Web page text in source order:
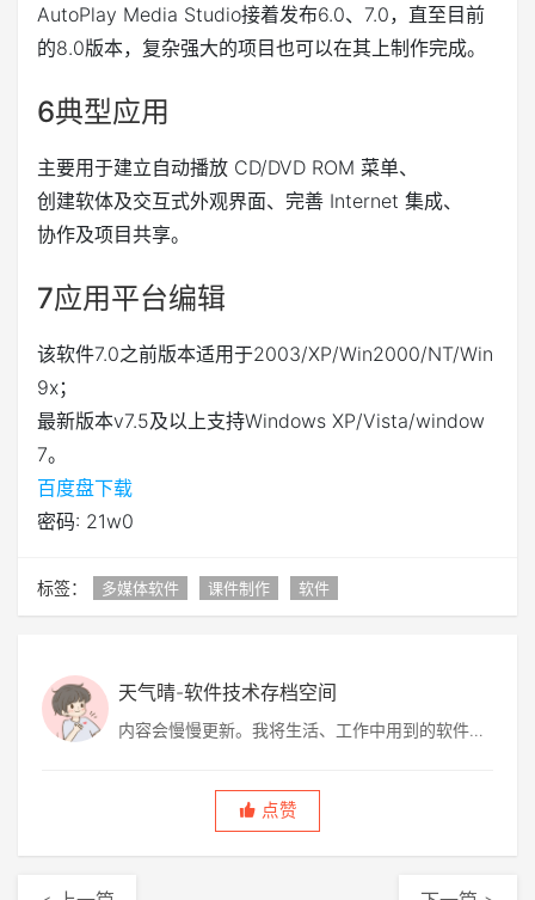
AutoPlay Media Studio接着发布6.0、7.0，直至目前
的8.0版本，复杂强大的项目也可以在其上制作完成。
6典型应用
主要用于建立自动播放 CD/DVD ROM 菜单、
创建软体及交互式外观界面、完善 Internet 集成、
协作及项目共享。
7应用平台编辑
该软件7.0之前版本适用于2003/XP/Win2000/NT/Win
9x；
最新版本v7.5及以上支持Windows XP/Vista/window
7。
百度盘下载
密码: 21w0
标签： 多媒体软件 课件制作 软件
天气晴-软件技术存档空间
内容会慢慢更新。我将生活、工作中用到的软件技
上转帖，也有自己的原创。
点赞